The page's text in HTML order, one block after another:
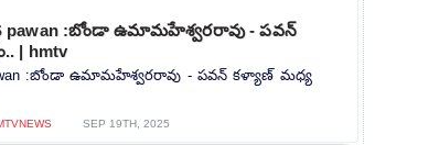
S pawan :బోండా ఉమామహేశ్వరరావు - పవన్
| hmtv
:బోండా ఉమామహేశ్వరరావు - పవన్ కళ్యాణ్ మధ్య
SEP 19TH, 2025